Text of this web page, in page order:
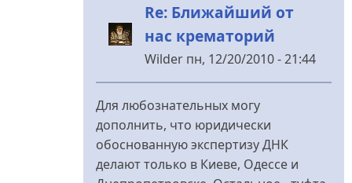
Re: Ближайший от
нас крематорий
Wilderпн, 12/20/2010 - 21:44
У
відповідь
Ближайший
Для любознательных могу
дополнить, что юридически
обоснованную экспертизу ДНК
делают только в Киеве, Одессе и